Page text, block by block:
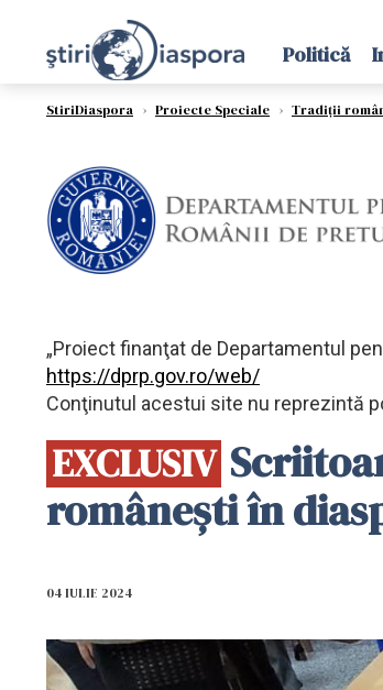
Politică
StiriDiaspora › Proiecte Speciale › Tradiții
„Proiect finanţat de Departamentul
https://dprp.gov.ro/web/
Conţinutul acestui site nu reprezintă
EXCLUSIV
românești în
04 IULIE 2024